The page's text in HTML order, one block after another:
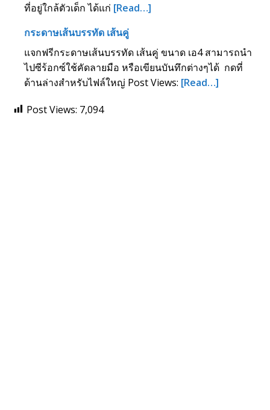
ที่อยู่ใกล้ตัวเด็ก ได้แก่ [Read…]
กระดาษเส้นบรรทัด เส้นคู่
แจกฟรีกระดาษเส้นบรรทัด เส้นคู่ ขนาด เอ4 สามารถนำ
ไปซีร้อกซ์ใช้คัดลายมือ หรือเขียนบันทึกต่างๆได้ กดที่
ด้านล่างสำหรับไฟล์ใหญ่ Post Views: [Read…]
Post Views: 7,094